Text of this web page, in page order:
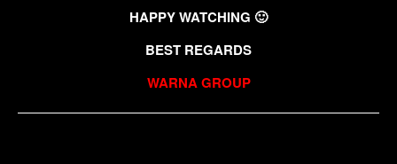
HAPPY WATCHING 🙂
BEST REGARDS
WARNA GROUP